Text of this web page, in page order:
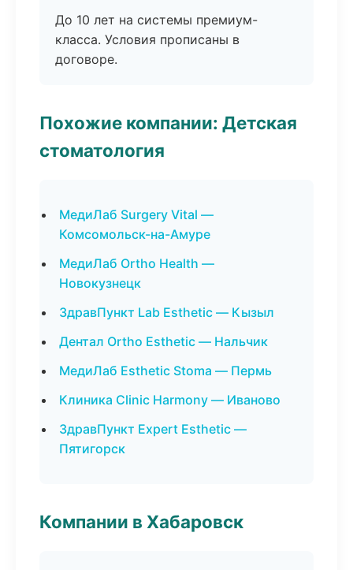
До 10 лет на системы премиум-
класса. Условия прописаны в
договоре.
Похожие компании: Детская
стоматология
МедиЛаб Surgery Vital —
Комсомольск-на-Амуре
МедиЛаб Ortho Health —
Новокузнецк
ЗдравПункт Lab Esthetic — Кызыл
Дентал Ortho Esthetic — Нальчик
МедиЛаб Esthetic Stoma — Пермь
Клиника Clinic Harmony — Иваново
ЗдравПункт Expert Esthetic —
Пятигорск
Компании в Хабаровск